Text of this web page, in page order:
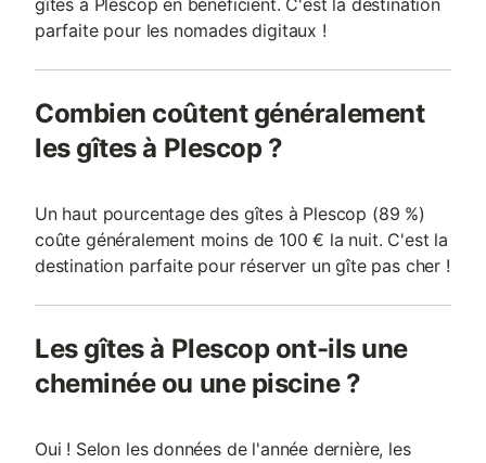
gîtes à Plescop en bénéficient. C'est la destination
parfaite pour les nomades digitaux !
Combien coûtent généralement
les gîtes à Plescop ?
Un haut pourcentage des gîtes à Plescop (89 %)
coûte généralement moins de 100 € la nuit. C'est la
destination parfaite pour réserver un gîte pas cher !
Les gîtes à Plescop ont-ils une
cheminée ou une piscine ?
Oui ! Selon les données de l'année dernière, les